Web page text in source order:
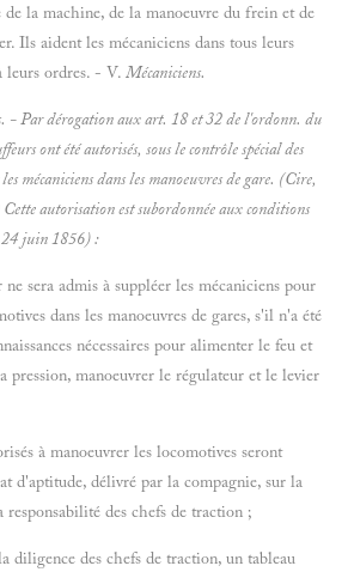
de la machine, de la manoeuvre du frein et de
Ils aident les mécaniciens dans tous leurs
leurs ordres. - V. Mécaniciens.
- Par dérogation aux art. 18 et 32 de l'ordonn. du
ont été autorisés, sous le contrôle spécial des
mécaniciens dans les manoeuvres de gare. (Cire,
autorisation est subordonnée aux conditions
juin 1856) :
sera admis à suppléer les mécaniciens pour
dans les manoeuvres de gares, s'il n'a été
nécessaires pour alimenter le feu et
pression, manoeuvrer le régulateur et le levier
à manoeuvrer les locomotives seront
d'aptitude, délivré par la compagnie, sur la
des chefs de traction ;
diligence des chefs de traction, un tableau